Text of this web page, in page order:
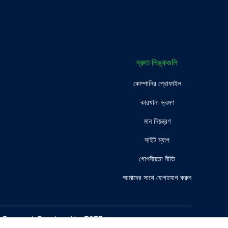
দ্রুত লিঙ্কগুলি
কোম্পানির প্রোফাইল
কারখানা ভ্রমণ
মান নিয়ন্ত্রণ
সাইট ম্যাপ
গোপনীয়তা নীতি
আমাদের সাথে যোগাযোগ করুন
Reserved. Developed byECER